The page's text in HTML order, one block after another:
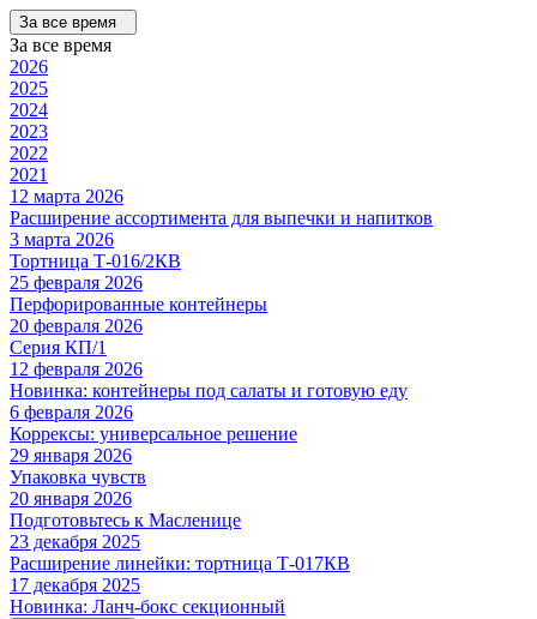
За все время
За все время
2026
2025
2024
2023
2022
2021
12 марта 2026
Расширение ассортимента для выпечки и напитков
3 марта 2026
Тортница Т-016/2КВ
25 февраля 2026
Перфорированные контейнеры
20 февраля 2026
Серия КП/1
12 февраля 2026
Новинка: контейнеры под салаты и готовую еду
6 февраля 2026
Коррексы: универсальное решение
29 января 2026
Упаковка чувств
20 января 2026
Подготовьтесь к Масленице
23 декабря 2025
Расширение линейки: тортница Т-017КВ
17 декабря 2025
Новинка: Ланч-бокс секционный